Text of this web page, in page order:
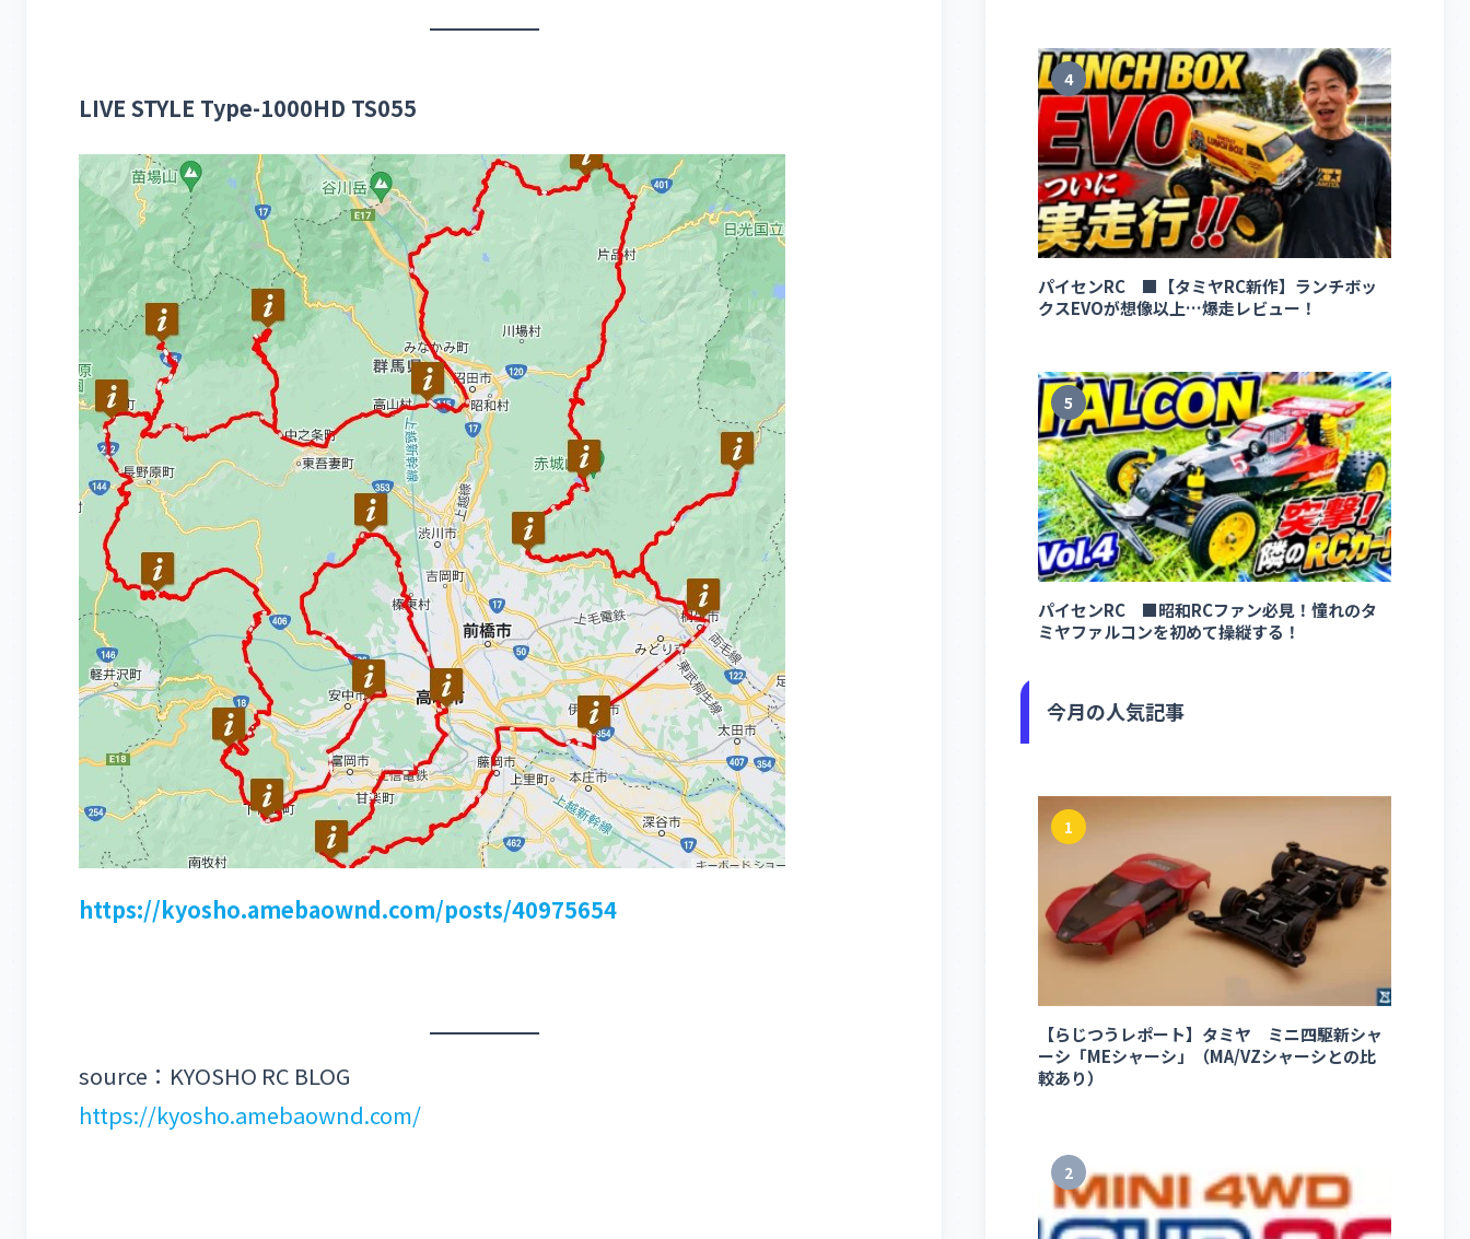
LIVE STYLE Type-1000HD TS055
https://kyosho.amebaownd.com/posts/40975654
source：KYOSHO RC BLOG
https://kyosho.amebaownd.com/
4
パイセンRC ■【タミヤRC新作】ランチボッ
クスEVOが想像以上…爆走レビュー！
5
パイセンRC ■昭和RCファン必見！憧れのタ
ミヤファルコンを初めて操縦する！
今月の人気記事
1
【らじつうレポート】タミヤ ミニ四駆新シャ
ーシ「MEシャーシ」（MA/VZシャーシとの比
較あり）
2